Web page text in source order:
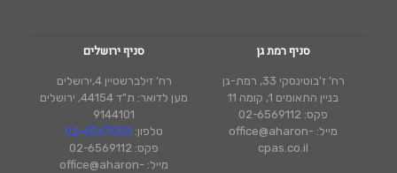
סניף רמת גן
רח’ ז'בוטינסקי 33, רמת-גן
בניין התאומים 1, קומה 11
פקס: 02-6569112
מייל: office@aharon-
cpas.co.il
סניף ירושלים
רח’ זילברשטיין 4,ירושלים
מען לדואר: ת"ד 44154, ירושלים
9144101
טלפון: 02-6567050
פקס: 02-6569112
מייל: office@aharon-